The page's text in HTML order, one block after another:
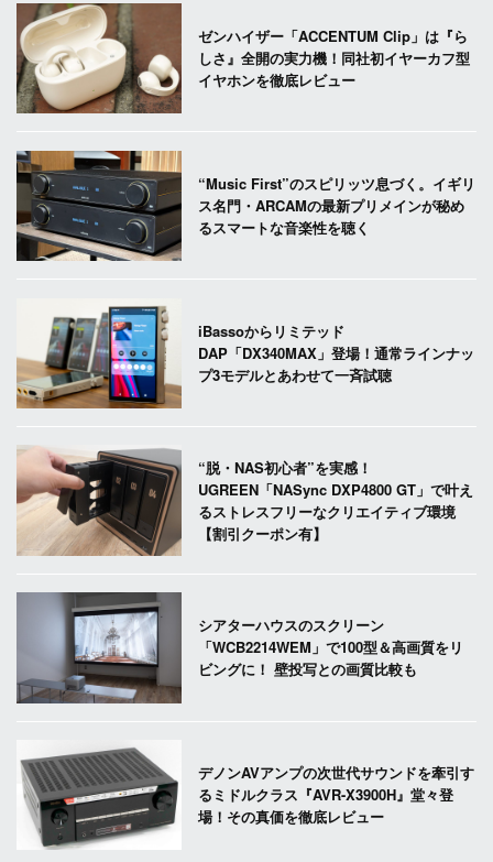
ゼンハイザー「ACCENTUM Clip」は『ら
しさ』全開の実力機！同社初イヤーカフ型
イヤホンを徹底レビュー
“Music First”のスピリッツ息づく。イギリ
ス名門・ARCAMの最新プリメインが秘め
るスマートな音楽性を聴く
iBassoからリミテッド
DAP「DX340MAX」登場！通常ラインナッ
プ3モデルとあわせて一斉試聴
“脱・NAS初心者”を実感！
UGREEN「NASync DXP4800 GT」で叶え
るストレスフリーなクリエイティブ環境
【割引クーポン有】
シアターハウスのスクリーン
「WCB2214WEM」で100型＆高画質をリ
ビングに！ 壁投写との画質比較も
デノンAVアンプの次世代サウンドを牽引す
るミドルクラス『AVR-X3900H』堂々登
場！その真価を徹底レビュー